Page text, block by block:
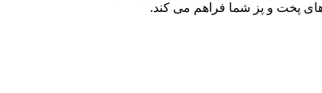
پخت و پز شما فراهم می کند.